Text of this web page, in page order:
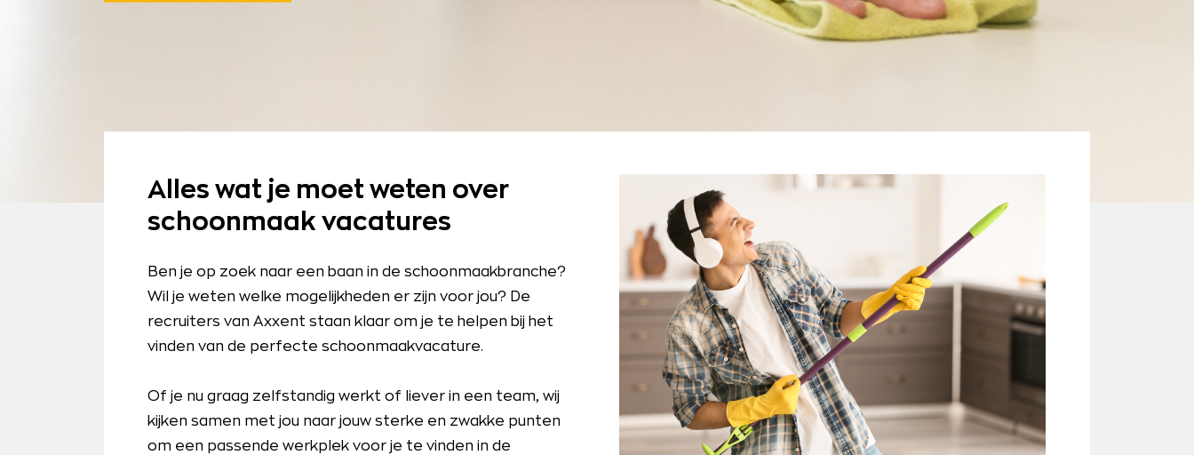
Alles wat je moet weten over
schoonmaak vacatures
Ben je op zoek naar een baan in de schoonmaakbranche?
Wil je weten welke mogelijkheden er zijn voor jou? De
recruiters van Axxent staan klaar om je te helpen bij het
vinden van de perfecte schoonmaakvacature.
Of je nu graag zelfstandig werkt of liever in een team, wij
kijken samen met jou naar jouw sterke en zwakke punten
om een passende werkplek voor je te vinden in de